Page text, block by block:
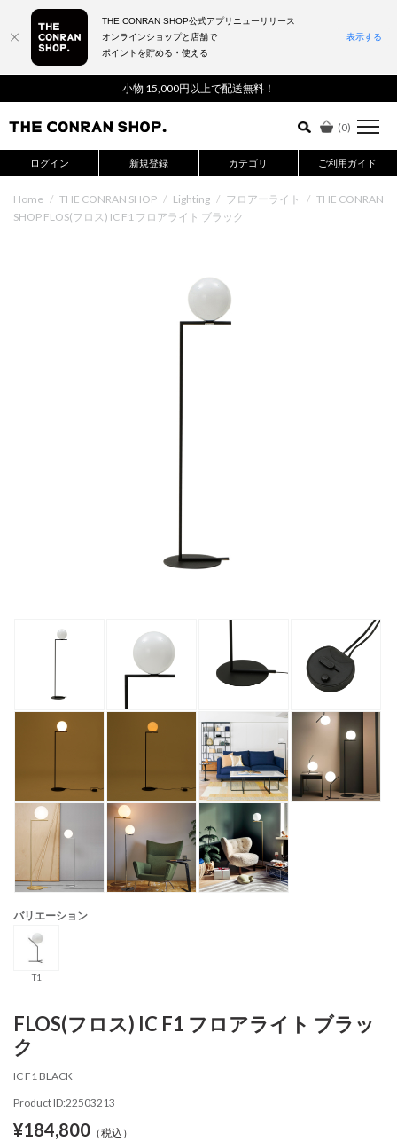
小物 15,000円以上で配送無料！
(0)
ログイン 新規登録 カテゴリ ご利用ガイド
詳細検索はこちら
Home / THE CONRAN SHOP / Lighting / フロアーライト / THE CONRAN
SHOP FLOS(フロス) IC F1 フロアライト ブラック
バリエーション
T1
FLOS(フロス) IC F1 フロアライト ブラッ
ク
IC F1 BLACK
Product ID:22503213
¥184,800 （税込）
THE CONRAN SHOP公式アプリニューリリース
オンラインショップと店舗で
ポイントを貯める・使える
表示する